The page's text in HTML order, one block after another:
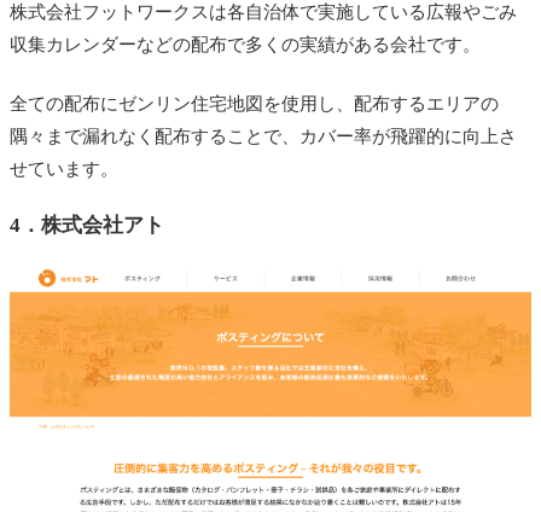
株式会社フットワークスは各自治体で実施している広報やごみ
収集カレンダーなどの配布で多くの実績がある会社です。
全ての配布にゼンリン住宅地図を使用し、配布するエリアの
隅々まで漏れなく配布することで、カバー率が飛躍的に向上さ
せています。
4． 株式会社アト